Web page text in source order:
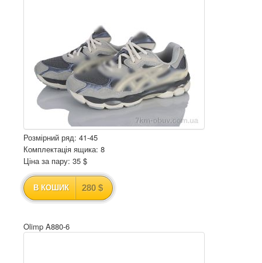
Розмірний ряд: 41-45
Комплектація ящика: 8
Ціна за пару: 35 $
В КОШИК 280 $
Olimp A880-6